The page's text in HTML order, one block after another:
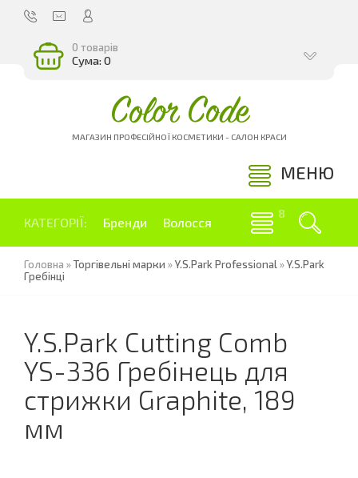
0 товарів
Сума: 0
Color Code
МАГАЗИН ПРОФЕСІЙНОЇ КОСМЕТИКИ - САЛОН КРАСИ
МЕНЮ
КАТЕГОРІЇ: Бренди Волосся
Головна »Торгівельні марки »Y.S.Park Professional »Y.S.Park
Гребінці
Y.S.Park Cutting Comb
YS-336 Гребінець для
стрижки Graphite, 189
мм